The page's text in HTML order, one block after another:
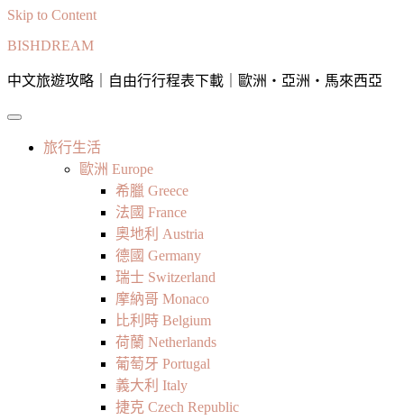
Skip to Content
BISHDREAM
中文旅遊攻略｜自由行行程表下載｜歐洲・亞洲・馬來西亞
旅行生活
歐洲 Europe
希臘 Greece
法國 France
奧地利 Austria
德國 Germany
瑞士 Switzerland
摩納哥 Monaco
比利時 Belgium
荷蘭 Netherlands
葡萄牙 Portugal
義大利 Italy
捷克 Czech Republic